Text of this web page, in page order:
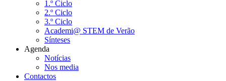
1.º Ciclo
2.º Ciclo
3.º Ciclo
Academi@ STEM de Verão
Sínteses
Agenda
Notícias
Nos media
Contactos